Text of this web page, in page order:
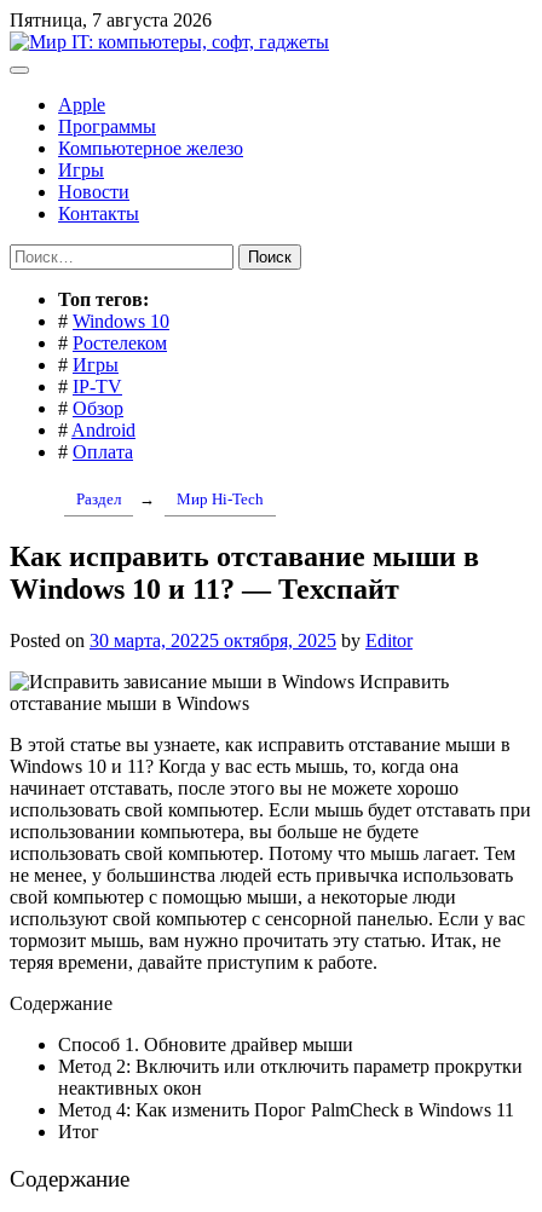
Перейти
к
содержимому
Пятница, 7 августа 2026
Apple
Программы
Компьютерное железо
Игры
Новости
Контакты
Найти:
Toп тегов:
# Windows 10
# Ростелеком
# Игры
# IP-TV
# Обзор
# Android
# Оплата
Раздел → Мир Hi-Tech
Как исправить отставание мыши в
Windows 10 и 11? — Техспайт
Posted on 30 марта, 20225 октября, 2025 by Editor
Исправить
отставание мыши в Windows
В этой статье вы узнаете, как исправить отставание мыши в
Windows 10 и 11? Когда у вас есть мышь, то, когда она
начинает отставать, после этого вы не можете хорошо
использовать свой компьютер. Если мышь будет отставать при
использовании компьютера, вы больше не будете
использовать свой компьютер. Потому что мышь лагает. Тем
не менее, у большинства людей есть привычка использовать
свой компьютер с помощью мыши, а некоторые люди
используют свой компьютер с сенсорной панелью. Если у вас
тормозит мышь, вам нужно прочитать эту статью. Итак, не
теряя времени, давайте приступим к работе.
Содержание
Способ 1. Обновите драйвер мыши
Метод 2: Включить или отключить параметр прокрутки
неактивных окон
Метод 4: Как изменить Порог PalmCheck в Windows 11
Итог
Содержание